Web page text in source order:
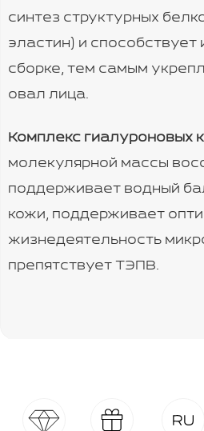
синтез структурных
эластин) и способствует
сборке, тем самым
овал лица.
Комплекс гиалуроновых
молекулярной массы
поддерживает водный
кожи, поддерживает
жизнедеятельность
препятствует ТЭПВ.